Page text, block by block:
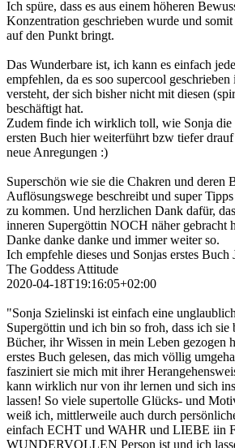
Ich spüre, dass es aus einem höheren
Konzentration geschrieben wurde und
auf den Punkt bringt.
Das Wunderbare ist, ich kann es einfach
empfehlen, da es soo supercool geschrieben
versteht, der sich bisher nicht mit diesen
beschäftigt hat.
Zudem finde ich wirklich toll, wie Sonja die
ersten Buch hier weiterführt bzw tiefer
neue Anregungen :)
Superschön wie sie die Chakren und deren
Auflösungswege beschreibt und super
zu kommen. Und herzlichen Dank dafür,
inneren Supergöttin NOCH näher gebracht
Danke danke danke und immer weiter so.
Ich empfehle dieses und Sonjas erstes
The Goddess Attitude
2020-04-18T19:16:05+02:00
"Sonja Szielinski ist einfach eine
Supergöttin und ich bin so froh, dass ich sie
Bücher, ihr Wissen in mein Leben gezogen
erstes Buch gelesen, das mich völlig
fasziniert sie mich mit ihrer
kann wirklich nur von ihr lernen und sich
lassen! So viele supertolle Glücks- und
weiß ich, mittlerweile auch durch
einfach ECHT und WAHR und LIEBE iin
WUNDERVOLLEN Person ist und ich